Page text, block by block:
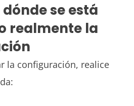
se está
realmente la
la configuración, realice